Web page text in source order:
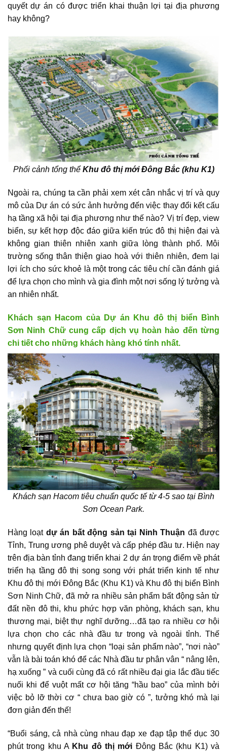
quyết dự án có được triển khai thuận lợi tại địa phương
hay không?
Phối cảnh tổng thểKhu đô thị mới Đông Bắc (khu K1)
Ngoài ra, chúng ta cần phải xem xét cân nhắc vị trí và quy
mô của Dự án có sức ảnh hưởng đến việc thay đổi kết cấu
hạ tầng xã hội tại địa phương như thế nào? Vị trí đẹp, view
biển, sự kết hợp độc đáo giữa kiến trúc đô thị hiện đại và
không gian thiên nhiên xanh giữa lòng thành phố. Môi
trường sống thân thiện giao hoà với thiên nhiên, đem lại
lợi ích cho sức khoẻ là một trong các tiêu chí cần đánh giá
để lựa chọn cho mình và gia đình một nơi sống lý tưởng và
an nhiên nhất.
Khách sạn Hacom của Dự án Khu đô thị biển Bình
Sơn Ninh Chữ cung cấp dịch vụ hoàn hảo đến từng
chi tiết cho những khách hàng khó tính nhất.
Khách sạn Hacom tiêu chuẩn quốc tế từ 4-5 sao tại Bình
Sơn Ocean Park.
Hàng loạt dự án bất động sản tại Ninh Thuận đã được
Tỉnh, Trung ương phê duyệt và cấp phép đầu tư. Hiện nay
trên địa bàn tỉnh đang triển khai 2 dự án trọng điểm về phát
triển hạ tầng đô thị song song với phát triển kinh tế như
Khu đô thị mới Đông Bắc (Khu K1) và Khu đô thị biển Bình
Sơn Ninh Chữ, đã mở ra nhiều sản phẩm bất động sản từ
đất nền đô thi, khu phức hợp văn phòng, khách sạn, khu
thương mại, biệt thự nghĩ dưỡng…đã tạo ra nhiều cơ hội
lựa chọn cho các nhà đầu tư trong và ngoài tỉnh. Thế
nhưng quyết định lựa chọn “loại sản phẩm nào”, “nơi nào”
vẫn là bài toán khó để các Nhà đầu tư phân vân “ nâng lên,
hạ xuống ” và cuối cùng đã có rất nhiều đại gia lắc đầu tiếc
nuối khi để vuột mất cơ hội tăng “hầu bao” của mình bởi
việc bỏ lỡ thời cơ “ chưa bao giờ có ”, tưởng khó mà lại
đơn giản đến thế!
“Buổi sáng, cả nhà cùng nhau đạp xe đạp tập thể dục 30
phút trong khu A Khu đô thị mới Đông Bắc (khu K1) và